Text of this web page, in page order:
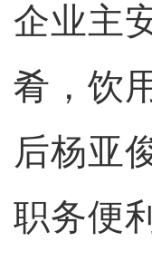
企业主
肴，饮
后杨亚
职务便